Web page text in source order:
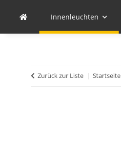
Innenleuchten
Zurück zur Liste Startseite